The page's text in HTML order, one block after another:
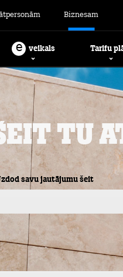
Biznesam
e veikals Tarifu
Tu
savu jautājumu šeit